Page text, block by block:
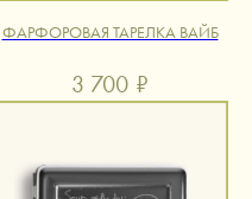
ФАРФОРОВАЯ ТАРЕЛКА ВАЙБ
3 700 ₽